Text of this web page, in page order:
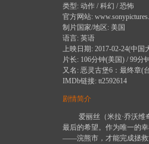
类型: 动作 / 科幻 / 恐怖
官方网站:
制片国家/地区: 美国
语言: 英语
上映日期: 2017-02-24(中国
片长: 106分钟(美国) / 99分
又名: 恶灵古堡6：最终章(
IMDb链接: tt2592614
剧情简介
爱丽丝（米拉·乔沃维奇
最后的希望。作为唯一的
——浣熊市，才能完成拯救